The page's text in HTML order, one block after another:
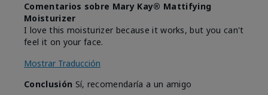
Comentarios sobre Mary Kay® Mattifying
Moisturizer
I love this moisturizer because it works, but you can't
feel it on your face.
Mostrar Traducción
Conclusión Sí, recomendaría a un amigo